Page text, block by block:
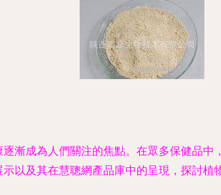
漸成為人們關注的焦點。在眾多保健品
以及其在慧聰網產品庫中的呈現，探討植